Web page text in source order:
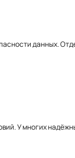
данных.
У многих